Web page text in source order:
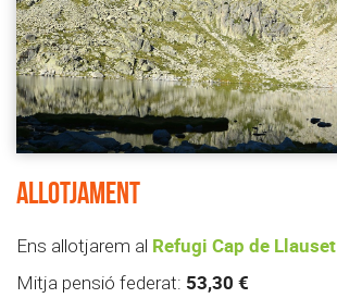
ALLOTJAMENT
Ens allotjarem al Refugi Cap de Llauset
Mitja pensió federat: 53,30 €